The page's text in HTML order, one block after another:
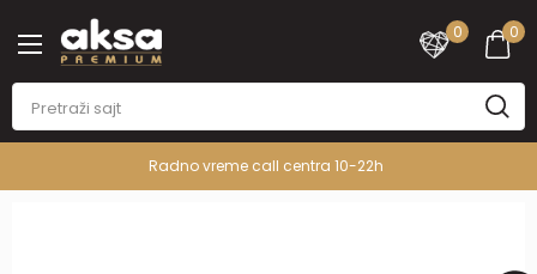
0
0
Radno vreme call centra 10-22h